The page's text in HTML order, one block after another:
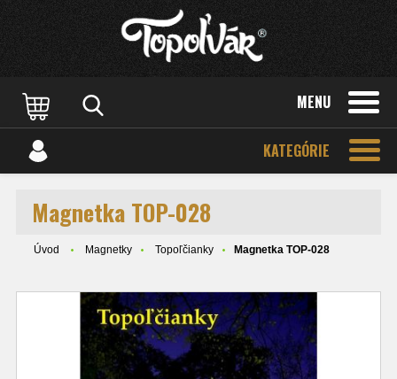
MENU
KATEGÓRIE
Magnetka TOP-028
Úvod Magnetky Topoľčianky Magnetka TOP-028